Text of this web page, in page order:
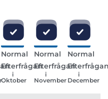
Normal
Efterfrågan
i
Oktober
Normal
Efterfrågan
i
November
Normal
i
December